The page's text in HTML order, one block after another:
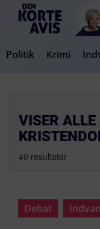
Politik Krimi
VISER
40 resultater
Debat